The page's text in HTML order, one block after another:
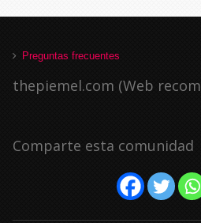
Preguntas frecuentes
thepiemel.com (Web
Comparte esta comunidad